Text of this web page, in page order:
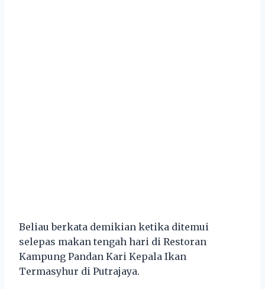
Beliau berkata demikian ketika ditemui
selepas makan tengah hari di Restoran
Kampung Pandan Kari Kepala Ikan
Termasyhur di Putrajaya.